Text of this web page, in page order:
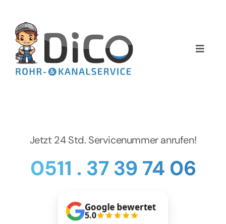
springen
Toggle
Home
Services
Preise
Jetzt 24 Std. Servicenummer anrufen!
0511 . 37 39 74 06
Google bewertet
5.0